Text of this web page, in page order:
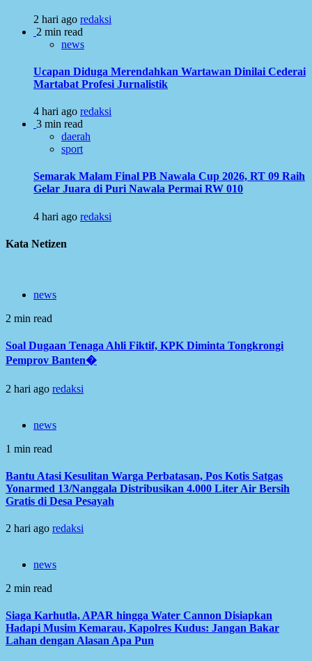
2 hari ago redaksi
2 min read
news
Ucapan Diduga Merendahkan Wartawan Dinilai Cederai
Martabat Profesi Jurnalistik
4 hari ago redaksi
3 min read
daerah
sport
Semarak Malam Final PB Nawala Cup 2026, RT 09 Raih
Gelar Juara di Puri Nawala Permai RW 010
4 hari ago redaksi
Kata Netizen
news
2 min read
Soal Dugaan Tenaga Ahli Fiktif, KPK Diminta Tongkrongi
Pemprov Banten�
2 hari ago redaksi
news
1 min read
Bantu Atasi Kesulitan Warga Perbatasan, Pos Kotis Satgas
Yonarmed 13/Nanggala Distribusikan 4.000 Liter Air Bersih
Gratis di Desa Pesayah
2 hari ago redaksi
news
2 min read
Siaga Karhutla, APAR hingga Water Cannon Disiapkan
Hadapi Musim Kemarau, Kapolres Kudus: Jangan Bakar
Lahan dengan Alasan Apa Pun